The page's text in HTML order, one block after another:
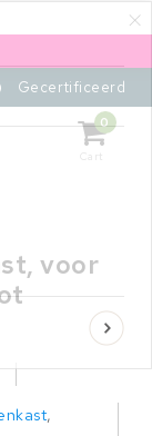
×
0
Cart
voor